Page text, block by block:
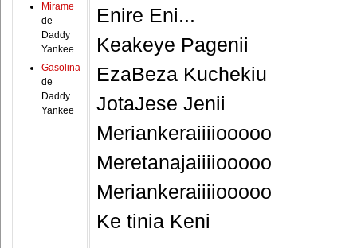
Mirame
de
Daddy
Yankee
Gasolina
de
Daddy
Yankee
Enire Eni...
Keakeye Pagenii
EzaBeza Kuchekiu
JotaJese Jenii
Meriankeraiiiiooooo
Meretanajaiiiiooooo
Meriankeraiiiiooooo
Ke tinia Keni